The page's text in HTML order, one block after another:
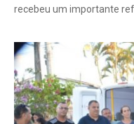
recebeu um importante